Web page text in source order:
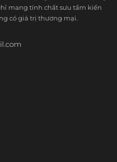
mang tính chất sưu tầm kiến
có giá trị thương mại.